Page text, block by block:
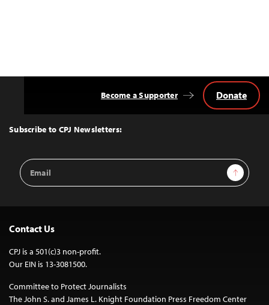
Top
Subscribe to CPJ Newsletters:
Email
Address
Sign Up
Become a Supporter Donate
Contact Us
CPJ is a 501(c)3 non-profit.
Our EIN is 13-3081500.
Committee to Protect Journalists
The John S. and James L. Knight Foundation Press Freedom Center